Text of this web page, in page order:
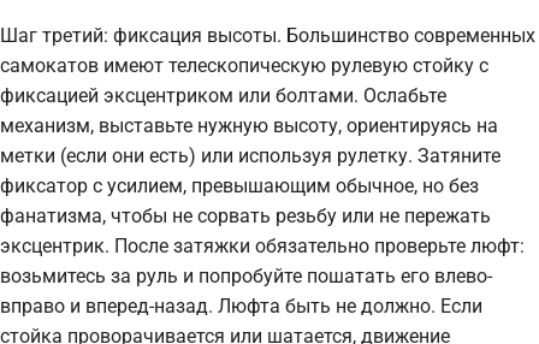
Шаг третий: фиксация высоты. Большинство современных
самокатов имеют телескопическую рулевую стойку с
фиксацией эксцентриком или болтами. Ослабьте
механизм, выставьте нужную высоту, ориентируясь на
метки (если они есть) или используя рулетку. Затяните
фиксатор с усилием, превышающим обычное, но без
фанатизма, чтобы не сорвать резьбу или не пережать
эксцентрик. После затяжки обязательно проверьте люфт:
возьмитесь за руль и попробуйте пошатать его влево-
вправо и вперед-назад. Люфта быть не должно. Если
стойка проворачивается или шатается, движение